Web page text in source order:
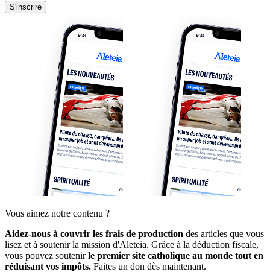
S'inscrire
Vous aimez notre contenu ?
Aidez-nous à couvrir les frais de production des articles que vous
lisez et à soutenir la mission d'Aleteia. Grâce à la déduction fiscale,
vous pouvez soutenirle premier site catholique au monde tout en
réduisant vos impôts. Faites un don dès maintenant.